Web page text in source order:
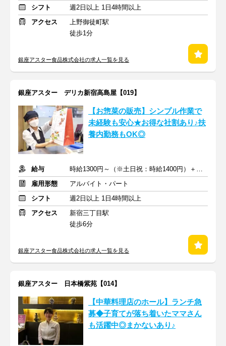
シフト
週2日以上 1日4時間以上
アクセス
上野御徒町駅
徒歩1分
銀座アスター食品株式会社の求人一覧を見る
銀座アスター デリカ新宿高島屋【019】
【お惣菜の販売】シンプル作業で
未経験も安心★お得な社割あり♪扶
養内勤務もOK◎
給与
時給1300円～（※土日祝：時給1400円）＋交通費支給
雇用形態
アルバイト・パート
シフト
週2日以上 1日4時間以上
アクセス
新宿三丁目駅
徒歩6分
銀座アスター食品株式会社の求人一覧を見る
銀座アスター 日本橋紫苑【014】
【中華料理店のホール】ランチ急
募◆子育てが落ち着いたママさん
も活躍中◎まかないあり♪